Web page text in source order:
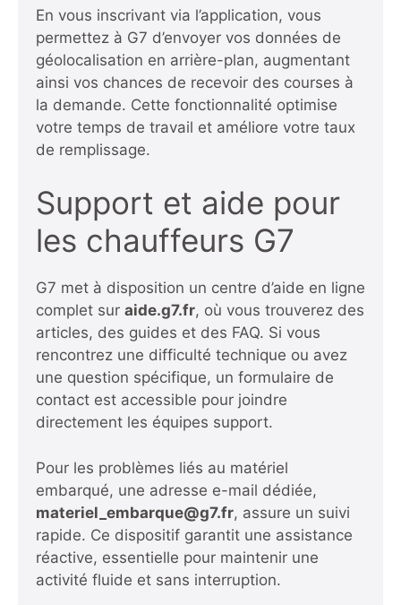
En vous inscrivant via l’application, vous
permettez à G7 d’envoyer vos données de
géolocalisation en arrière-plan, augmentant
ainsi vos chances de recevoir des courses à
la demande. Cette fonctionnalité optimise
votre temps de travail et améliore votre taux
de remplissage.
Support et aide pour
les chauffeurs G7
G7 met à disposition un centre d’aide en ligne
complet sur aide.g7.fr, où vous trouverez des
articles, des guides et des FAQ. Si vous
rencontrez une difficulté technique ou avez
une question spécifique, un formulaire de
contact est accessible pour joindre
directement les équipes support.
Pour les problèmes liés au matériel
embarqué, une adresse e-mail dédiée,
materiel_embarque@g7.fr, assure un suivi
rapide. Ce dispositif garantit une assistance
réactive, essentielle pour maintenir une
activité fluide et sans interruption.